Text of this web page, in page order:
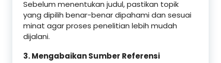
Sebelum menentukan judul, pastikan topik
yang dipilih benar-benar dipahami dan sesuai
minat agar proses penelitian lebih mudah
dijalani.
3. Mengabaikan Sumber Referensi